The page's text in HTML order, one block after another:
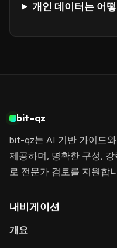
개인 데이터는 어
bit-qz
bit-qz는 AI 기반 가이드
제공하며, 명확한 구성,
로 전문가 검토를 지원합
내비게이션
개요